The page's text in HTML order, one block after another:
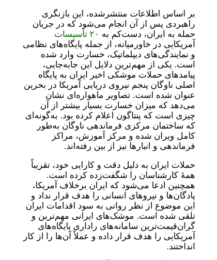
بر اساس اطلاعات منتشرشده، این بازنگری
راهبردی پس از آن انجام می‌شود که در جریان
حمله به ایران، دست‌کم به ۲۰ تأسیسات
آمریکایی در خاورمیانه، از جمله پایگاه‌های نظامی
و نمایندگی‌های دیپلماتیک، خسارت وارد شده
است. یکی از مهم‌ترین دلایل این جابه‌جایی،
پیامدهای حملات موشکی اخیر ایران به پایگاه
اصلی ناوگان پنجم نیروی دریایی آمریکا در بحرین
عنوان شده است. تصاویر ماهواره‌ای نشان
می‌دهد که میزان خسارت بسیار بیشتر از آن
چیزی است که پنتاگون اعلام کرده بود. به‌گونه‌ای
که ساختمان مرکزی فرماندهی ناوگان به‌طور
کامل ویران شده و مرکز آموزش، مراکز
فرماندهی و انبارها نیز از بین رفته‌اند.
حملات ایران به دلیل دقت و کارایی خود، تقریباً
همۀ کارشناسان را شگفت‌زده کرده است.
همچنین ادعا می‌شود که ایران برخلاف آمریکا،
پادگان‌ها و نیروهای انسانی را هدف قرار نداد و
این موضوع از نظر روانی به سود اقدامات ایران
تلقی شده است. موشک‌های ایرانی مهم‌ترین و
گران‌قیمت‌ترین سامانه‌های راداری پایگاه‌های
آمریکایی را هدف قرار داده و عملاً آن‌ها را از کار
انداختند.